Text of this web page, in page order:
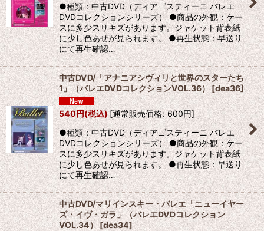
●種類：中古DVD（ディアゴスティーニ バレエ
DVDコレクションシリーズ） ●商品の外観：ケー
スに多少スリキズがあります。ジャケット背表紙
に少し色あせが見られます。 ●再生状態：早送り
にて再生確認…
中古DVD/「アナニアシヴィリと世界のスターたち
1」（バレエDVDコレクションVOL.36）[dea36]
540円(税込)[通常販売価格: 600円]
●種類：中古DVD（ディアゴスティーニ バレエ
DVDコレクションシリーズ） ●商品の外観：ケー
スに多少スリキズがあります。ジャケット背表紙
に少し色あせが見られます。 ●再生状態：早送り
にて再生確認…
中古DVD/マリインスキー・バレエ「ニューイヤー
ズ・イヴ・ガラ」（バレエDVDコレクション
VOL.34） [dea34]